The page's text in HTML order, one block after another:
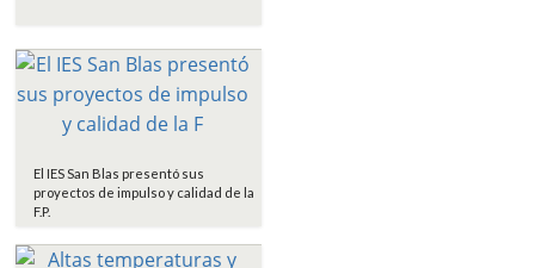
El IES San Blas presentó sus
proyectos de impulso y calidad de la
F.P.